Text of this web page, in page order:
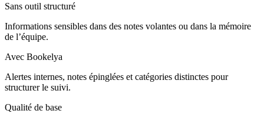
Sans outil structuré
Informations sensibles dans des notes volantes ou dans la mémoire
de l’équipe.
Avec Bookelya
Alertes internes, notes épinglées et catégories distinctes pour
structurer le suivi.
Qualité de base